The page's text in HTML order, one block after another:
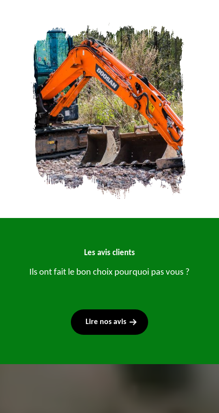
Les avis clients
Ils ont fait le bon choix pourquoi pas vous ?
Lire nos avis